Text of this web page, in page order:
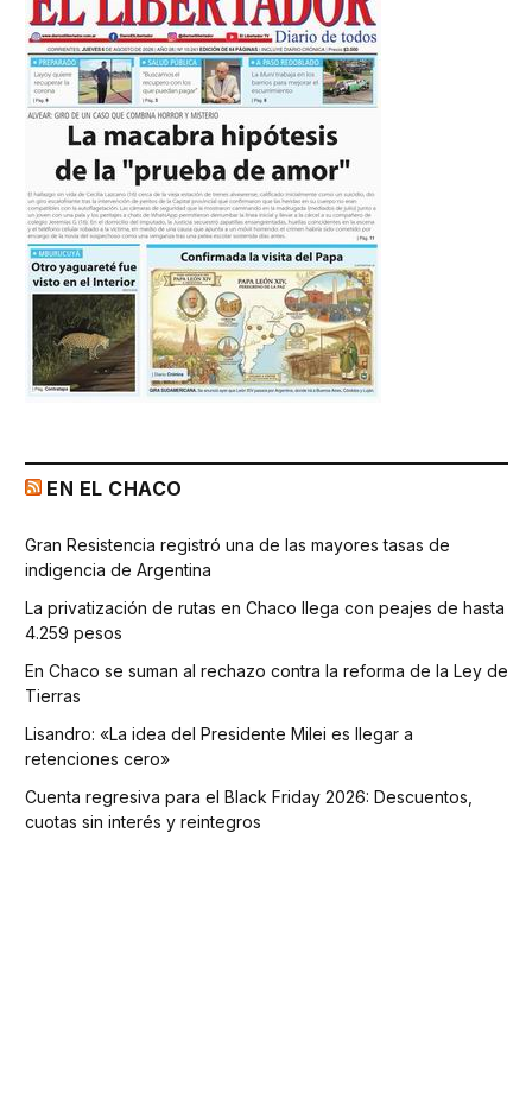
EN EL CHACO
Gran Resistencia registró una de las mayores tasas de
indigencia de Argentina
La privatización de rutas en Chaco llega con peajes de hasta
4.259 pesos
En Chaco se suman al rechazo contra la reforma de la Ley de
Tierras
Lisandro: «La idea del Presidente Milei es llegar a
retenciones cero»
Cuenta regresiva para el Black Friday 2026: Descuentos,
cuotas sin interés y reintegros